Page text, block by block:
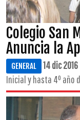
Colegio San
Anuncia la
GENERAL 14 dic 2016
Inicial y hasta 4º año